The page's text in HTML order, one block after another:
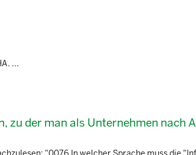
...
zu der man als Unternehmen nach